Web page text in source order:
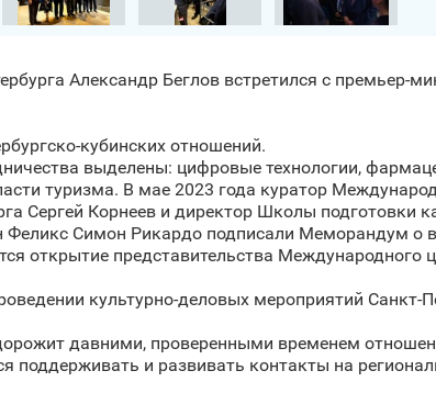
Александр Беглов встретился с
кубинских отношений.
выделены: цифровые технологии,
туризма. В мае 2023 года куратор
Сергей Корнеев и директор Школы подготовки
Симон Рикардo подписали Меморандум о
открытие представительства Международного
культурно-деловых мероприятий
давними, проверенными временем
и развивать контакты на